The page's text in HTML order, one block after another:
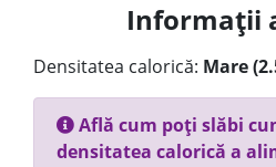
Informații
Densitatea calorică: Mare
Află cum poți slăbi
densitatea calorică a